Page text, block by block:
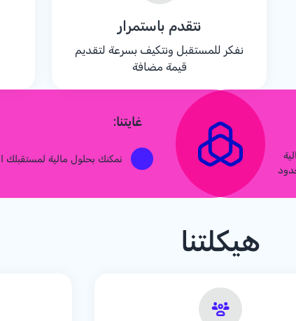
نتقدم باستمرار
نفكر للمستقبل ونتكيف بسرعة لتقديم
قيمة مضافة
غايتنا:
نمكنك بحلول مالية لمستقبلك
هيكلتنا